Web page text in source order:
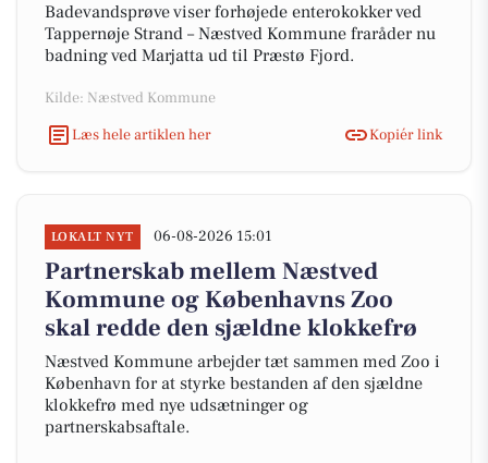
Badevandsprøve viser forhøjede enterokokker ved
Tappernøje Strand – Næstved Kommune fraråder nu
badning ved Marjatta ud til Præstø Fjord.
Kilde: Næstved Kommune
Læs hele artiklen her
Kopiér link
LOKALT NYT 06-08-2026 15:01
Partnerskab mellem Næstved
Kommune og Københavns Zoo
skal redde den sjældne klokkefrø
Næstved Kommune arbejder tæt sammen med Zoo i
København for at styrke bestanden af den sjældne
klokkefrø med nye udsætninger og
partnerskabsaftale.